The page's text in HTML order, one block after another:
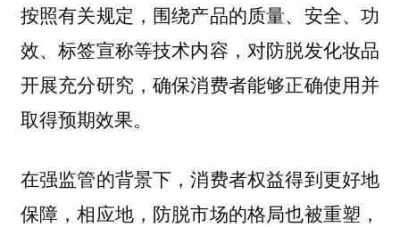
按照有关规定，围绕产品的质量、安全、功
效、标签宣称等技术内容，对防脱发化妆品
开展充分研究，确保消费者能够正确使用并
取得预期效果。
在强监管的背景下，消费者权益得到更好地
保障，相应地，防脱市场的格局也被重塑，